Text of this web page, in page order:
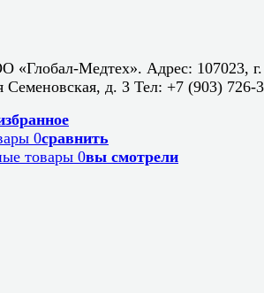
«Глобал-Медтех». Адрес: 107023, г.
д. 3 Тел: +7 (903) 726-
0сравнить
товары 0вы смотрели